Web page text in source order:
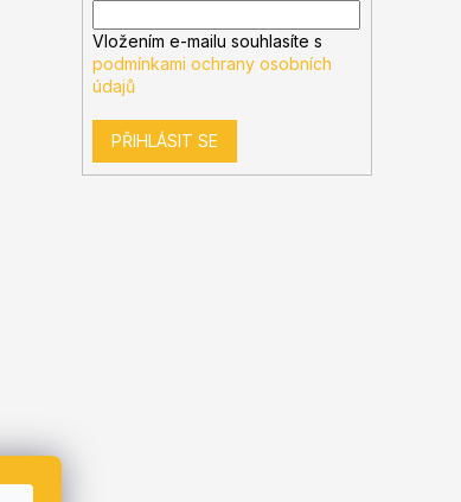
Vložením e-mailu souhlasíte s
podmínkami ochrany osobních
údajů
PŘIHLÁSIT SE